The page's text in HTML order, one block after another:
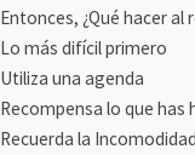
Entonces, ¿Qué hacer al
Lo más difícil primero
Utiliza una agenda
Recompensa lo que has
Recuerda la Incomodidad